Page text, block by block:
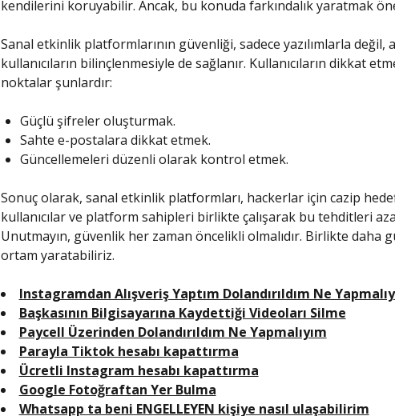
kendilerini koruyabilir. Ancak, bu konuda farkındalık yaratmak
Sanal etkinlik platformlarının güvenliği, sadece yazılımlarla değil,
kullanıcıların bilinçlenmesiyle de sağlanır. Kullanıcıların dikkat
noktalar şunlardır:
Güçlü şifreler oluşturmak.
Sahte e-postalara dikkat etmek.
Güncellemeleri düzenli olarak kontrol etmek.
Sonuç olarak, sanal etkinlik platformları, hackerlar için cazip
kullanıcılar ve platform sahipleri birlikte çalışarak bu tehditleri
Unutmayın, güvenlik her zaman öncelikli olmalıdır. Birlikte daha
ortam yaratabiliriz.
Instagramdan Alışveriş Yaptım Dolandırıldım Ne
Başkasının Bilgisayarına Kaydettiği Videoları Silme
Paycell Üzerinden Dolandırıldım Ne Yapmalıyım
Parayla Tiktok hesabı kapattırma
Ücretli Instagram hesabı kapattırma
Google Fotoğraftan Yer Bulma
Whatsapp ta beni ENGELLEYEN kişiye nasıl ulaşabilirim